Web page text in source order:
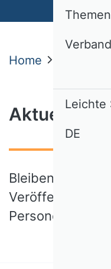
Home
Aktuelles
Bleiben Sie
Personen und
Themen
Verband
Leichte
DE